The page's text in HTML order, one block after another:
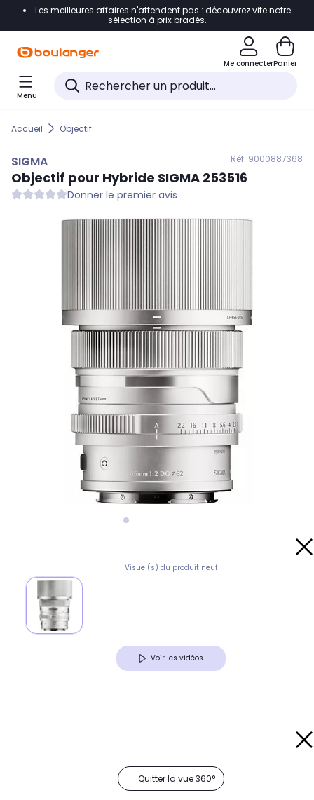
Accéder directement à la navigation
Accéder directement au pied de page
Accéder directement au chatbot
Les meilleures affaires n'attendent pas : découvrez vite notre
sélection à prix bradés.
Me connecterPanier
Menu
Accueil Objectif
SIGMA Réf. 9000887368
Objectif pour Hybride SIGMA 253516
Donner le premier avis
Visuel(s) du produit neuf
Voir les vidéos
Quitter la vue 360°